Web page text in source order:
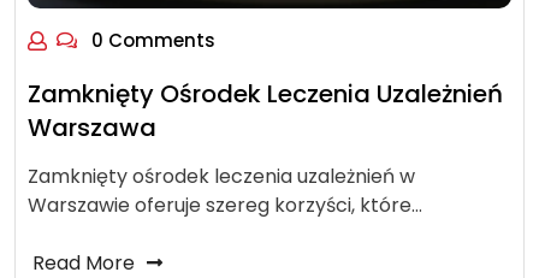
0 Comments
Zamknięty Ośrodek Leczenia Uzależnień
Warszawa
Zamknięty ośrodek leczenia uzależnień w
Warszawie oferuje szereg korzyści, które…
Read More